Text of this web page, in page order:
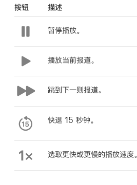
按钮 描述
暂停播放。
播放当前报道。
跳到下一则报道。
快退 15 秒钟。
选取更快或更慢的播放速度。